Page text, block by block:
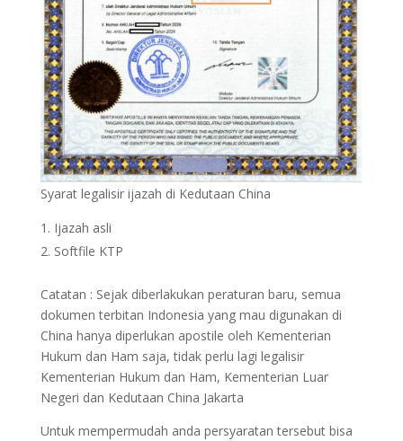
Syarat legalisir ijazah di Kedutaan China
Ijazah asli
Softfile KTP
Catatan : Sejak diberlakukan peraturan baru, semua
dokumen terbitan Indonesia yang mau digunakan di
China hanya diperlukan apostile oleh Kementerian
Hukum dan Ham saja, tidak perlu lagi legalisir
Kementerian Hukum dan Ham, Kementerian Luar
Negeri dan Kedutaan China Jakarta
Untuk mempermudah anda persyaratan tersebut bisa